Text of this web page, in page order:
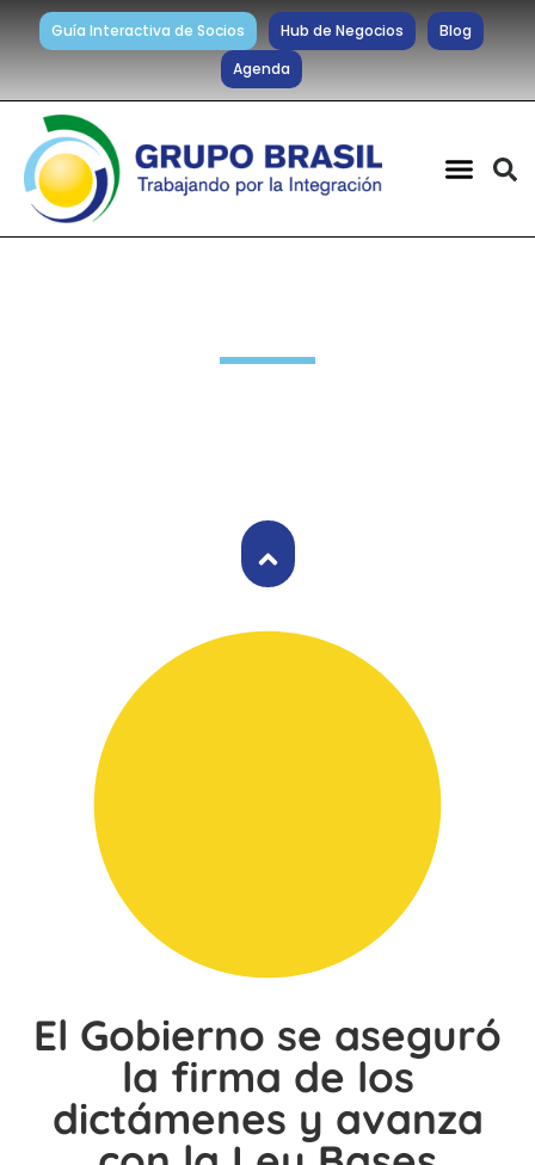
Guía Interactiva de Socios Hub de Negocios
Blog
Agenda
El Gobierno se aseguró
la firma de los
dictámenes y avanza